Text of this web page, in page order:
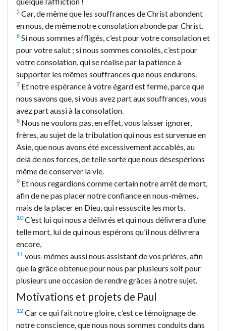
5 Car, de même que les souffrances de Christ abondent
en nous, de même notre consolation abonde par Christ.
6 Si nous sommes affligés, c’est pour votre consolation et
pour votre salut ; si nous sommes consolés, c’est pour
votre consolation, qui se réalise par la patience à
supporter les mêmes souffrances que nous endurons.
7 Et notre espérance à votre égard est ferme, parce que
nous savons que, si vous avez part aux souffrances, vous
avez part aussi à la consolation.
8 Nous ne voulons pas, en effet, vous laisser ignorer,
frères, au sujet de la tribulation qui nous est survenue en
Asie, que nous avons été excessivement accablés, au
delà de nos forces, de telle sorte que nous désespérions
même de conserver la vie.
9 Et nous regardions comme certain notre arrêt de mort,
afin de ne pas placer notre confiance en nous-mêmes,
mais de la placer en Dieu, qui ressuscite les morts.
10C’est lui qui nous a délivrés et qui nous délivrera d’une
telle mort, lui de qui nous espérons qu’il nous délivrera
encore,
11 vous-mêmes aussi nous assistant de vos prières, afin
que la grâce obtenue pour nous par plusieurs soit pour
plusieurs une occasion de rendre grâces à notre sujet.
Motivations et projets de Paul
12 Car ce qui fait notre gloire, c’est ce témoignage de
notre conscience, que nous nous sommes conduits dans